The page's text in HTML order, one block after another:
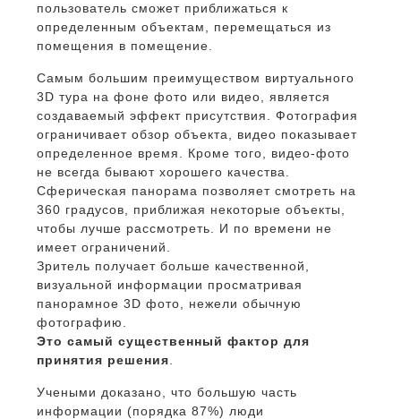
пользователь сможет приближаться к
определенным объектам, перемещаться из
помещения в помещение.
Самым большим преимуществом виртуального
3D тура на фоне фото или видео, является
создаваемый эффект присутствия. Фотография
ограничивает обзор объекта, видео показывает
определенное время. Кроме того, видео-фото
не всегда бывают хорошего качества.
Сферическая панорама позволяет смотреть на
360 градусов, приближая некоторые объекты,
чтобы лучше рассмотреть. И по времени не
имеет ограничений.
Зритель получает больше качественной,
визуальной информации просматривая
панорамное 3D фото, нежели обычную
фотографию.
Это самый существенный фактор для
принятия решения
Учеными доказано, что большую часть
информации (порядка 87%) люди